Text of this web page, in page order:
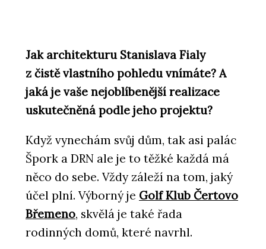
Jak architekturu Stanislava Fialy
z čistě vlastního pohledu vnímáte? A
jaká je vaše nejoblíbenější realizace
uskutečněná podle jeho projektu?
Když vynechám svůj dům, tak asi palác
Špork a DRN ale je to těžké každá má
něco do sebe. Vždy záleží na tom, jaký
účel plní. Výborný je Golf Klub Čertovo
Břemeno, skvělá je také řada
rodinných domů, které navrhl.